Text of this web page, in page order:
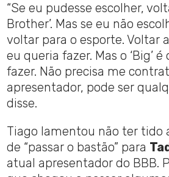
“Se eu pudesse escolher,
Brother’. Mas se eu não
voltar para o esporte. Voltar
eu queria fazer. Mas o ‘Big’
fazer. Não precisa me
apresentador, pode ser
disse.
Tiago lamentou não ter tido
de “passar o bastão” para
atual apresentador do BBB.